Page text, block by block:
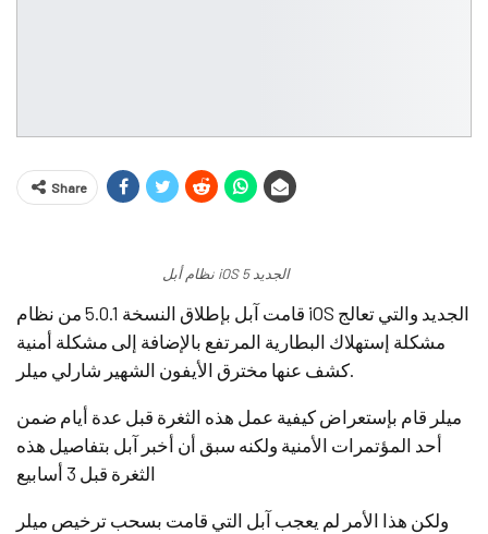
Share
نظام أبل iOS 5 الجديد
قامت آبل بإطلاق النسخة 5.0.1 من نظام iOS الجديد والتي تعالج
مشكلة إستهلاك البطارية المرتفع بالإضافة إلى مشكلة أمنية
كشف عنها مخترق الأيفون الشهير شارلي ميلر.
ميلر قام بإستعراض كيفية عمل هذه الثغرة قبل عدة أيام ضمن
أحد المؤتمرات الأمنية ولكنه سبق أن أخبر آبل بتفاصيل هذه
الثغرة قبل 3 أسابيع
ولكن هذا الأمر لم يعجب آبل التي قامت بسحب ترخيص ميلر